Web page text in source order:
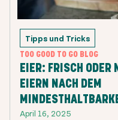
Tipps und Tricks
TOO GOOD TO GO BLOG
EIER: FRISCH ODER
EIERN NACH DEM
April 16, 2025